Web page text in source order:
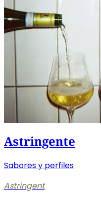
Astringente
Sabores y perfiles
Astringent